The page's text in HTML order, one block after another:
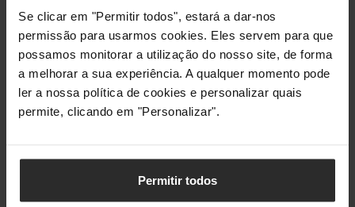
Se clicar em "Permitir todos", estará a dar-nos
permissão para usarmos cookies. Eles servem para que
possamos monitorar a utilização do nosso site, de forma
a melhorar a sua experiência. A qualquer momento pode
ler a nossa política de cookies e personalizar quais
permite, clicando em "Personalizar".
Permitir todos
Sistema operativo Mac
compatível
Sim
Sistemas operativos
móveis compatíveis
Android